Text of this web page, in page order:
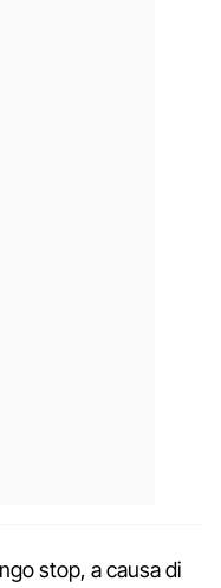
stop, a causa di